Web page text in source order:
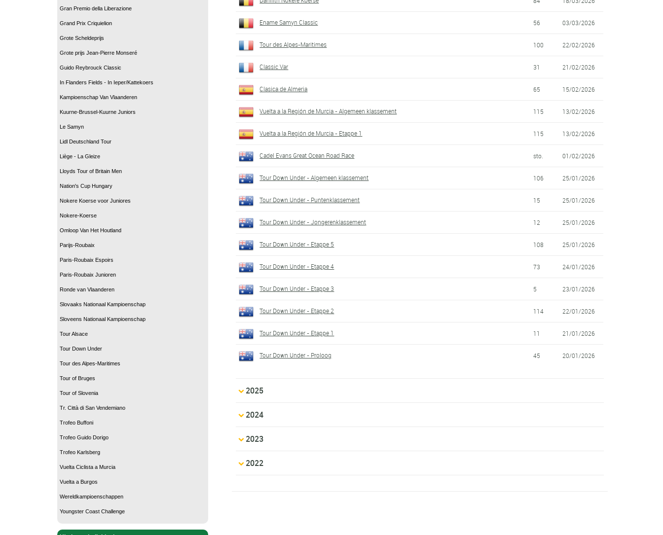
Gran Premio della Liberazione
Grand Prix Criquielion
Grote Scheldeprijs
Grote prijs Jean-Pierre Monseré
Guido Reybrouck Classic
In Flanders Fields - In Ieper/Kattekoers
Kampioenschap Van Vlaanderen
Kuurne-Brussel-Kuurne Juniors
Le Samyn
Lidl Deutschland Tour
Liège - La Gleize
Lloyds Tour of Britain Men
Nation's Cup Hungary
Nokere Koerse voor Juniores
Nokere-Koerse
Omloop Van Het Houtland
Parijs-Roubaix
Paris-Roubaix Espoirs
Paris-Roubaix Junioren
Ronde van Vlaanderen
Slovaaks Nationaal Kampioenschap
Sloveens Nationaal Kampioenschap
Tour Alsace
Tour Down Under
Tour des Alpes-Maritimes
Tour of Bruges
Tour of Slovenia
Tr. Città di San Vendemiano
Trofeo Buffoni
Trofeo Guido Dorigo
Trofeo Karlsberg
Vuelta Ciclista a Murcia
Vuelta a Burgos
Wereldkampioenschappen
Youngster Coast Challenge
Ename Samyn Classic 56 03/03/2026
Tour des Alpes-Maritimes 100 22/02/2026
Classic Var 31 21/02/2026
Clasica de Almeria 65 15/02/2026
Vuelta a la Región de Murcia - Algemeen klassement 115 13/02/2026
Vuelta a la Región de Murcia - Etappe 1 115 13/02/2026
Cadel Evans Great Ocean Road Race sto. 01/02/2026
Tour Down Under - Algemeen klassement 106 25/01/2026
Tour Down Under - Puntenklassement 15 25/01/2026
Tour Down Under - Jongerenklassement 12 25/01/2026
Tour Down Under - Etappe 5 108 25/01/2026
Tour Down Under - Etappe 4 73 24/01/2026
Tour Down Under - Etappe 3 5 23/01/2026
Tour Down Under - Etappe 2 114 22/01/2026
Tour Down Under - Etappe 1 11 21/01/2026
Tour Down Under - Proloog 45 20/01/2026
2025
2024
2023
2022